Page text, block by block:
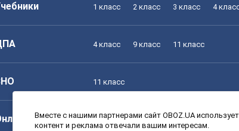
1 класс 2 класс 3 класс 4
4 класс 9 класс 11 класс
11 класс
уроки 1 класс 2 класс 3 класс 4 класс
Вместе с нашими партнерами сайт OBOZ.UA
контент и реклама отвечали вашим интересам.